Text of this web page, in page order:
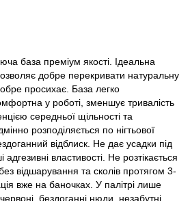
база преміум якості. Ідеальна
добре перекривати натуральну
просихає. База легко
у роботі, зменшує тривалість
середньої щільності та
розподіляється по нігтьової
відблиск. Не дає усадки під
властивості. Не розтікається
без відшарування та сколів протягом 3-
вже на баночках. У палітрі лише
червоні, бездоганні нюди, незабутні